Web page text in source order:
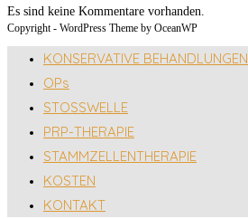
Es sind keine Kommentare vorhanden.
Copyright - WordPress Theme by OceanWP
KONSERVATIVE BEHANDLUNGEN
OPs
STOSSWELLE
PRP-THERAPIE
STAMMZELLENTHERAPIE
KOSTEN
KONTAKT